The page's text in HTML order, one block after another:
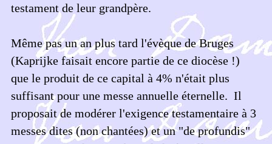
testament de leur grandpère.
Même pas un an plus tard l'évèque de Bruges
(Kaprijke faisait encore partie de ce diocèse !)
que le produit de ce capital à 4% n'était plus
suffisant pour une messe annuelle éternelle. Il
proposait de modérer l'exigence testamentaire à 3
messes dites (non chantées) et un "de profundis"